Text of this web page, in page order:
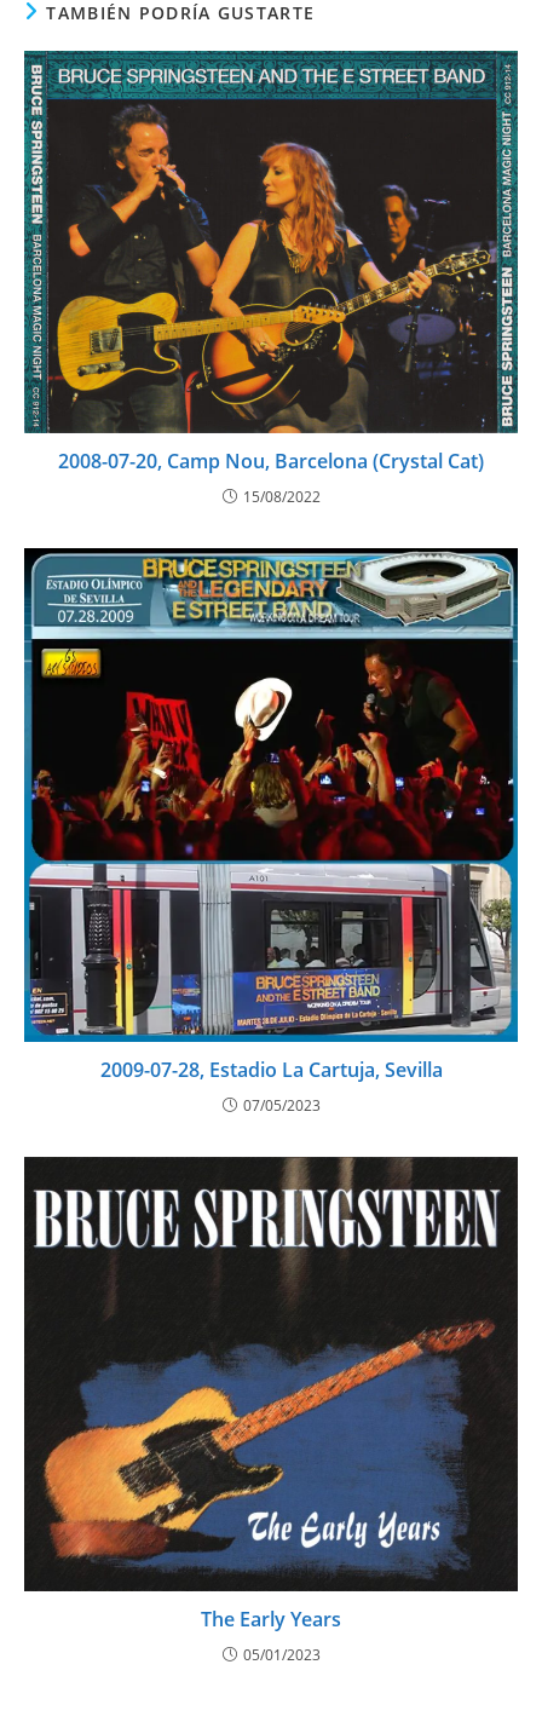
TAMBIÉN PODRÍA GUSTARTE
2008-07-20, Camp Nou, Barcelona (Crystal Cat)
15/08/2022
2009-07-28, Estadio La Cartuja, Sevilla
07/05/2023
The Early Years
05/01/2023